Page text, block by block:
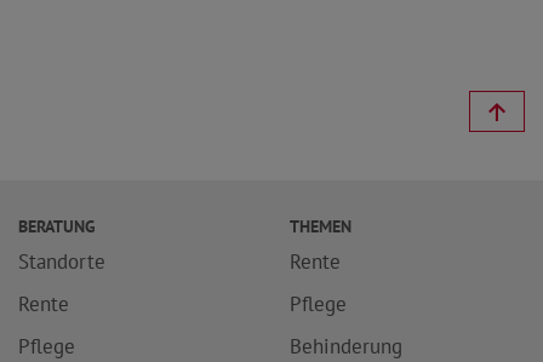
BERATUNG
Standorte
Rente
Pflege
THEMEN
Rente
Pflege
Behinderung